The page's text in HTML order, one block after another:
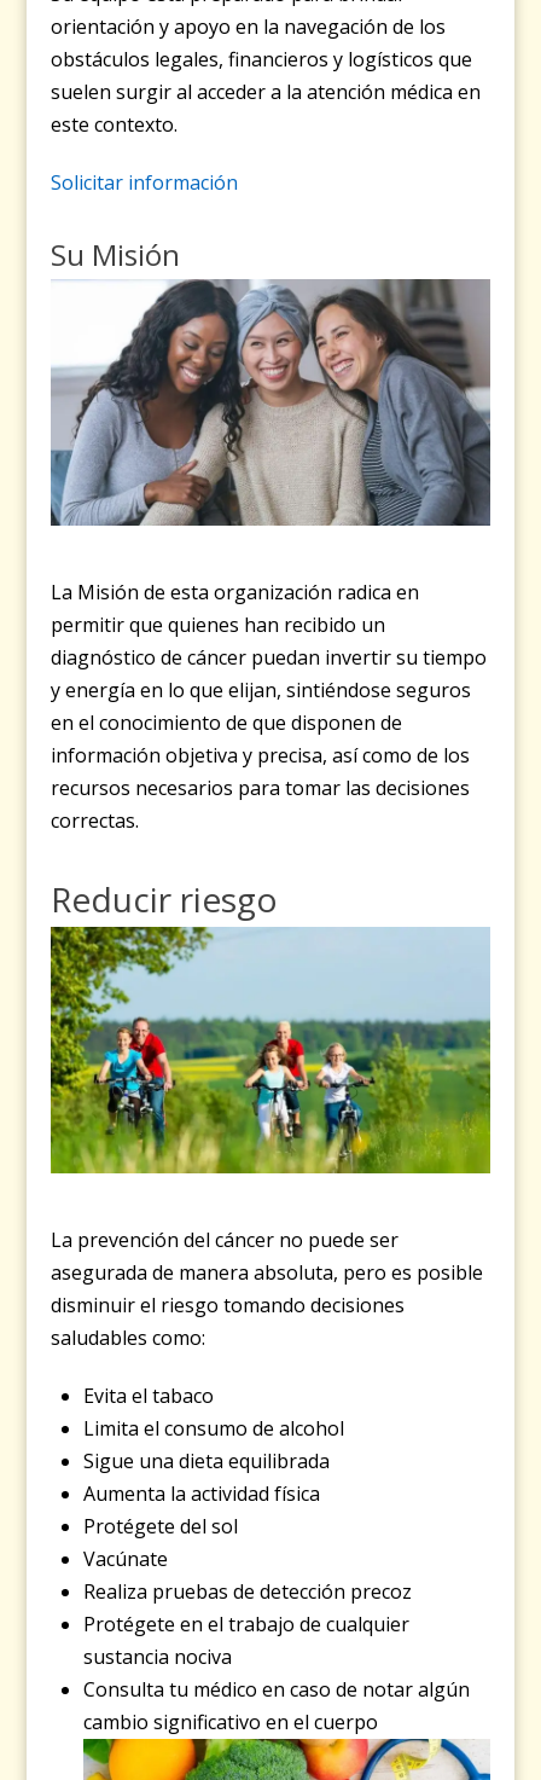
orientación y apoyo en la navegación de los
obstáculos legales, financieros y logísticos que
suelen surgir al acceder a la atención médica en
este contexto.
Solicitar información
Su Misión
La Misión de esta organización radica en
permitir que quienes han recibido un
diagnóstico de cáncer puedan invertir su tiempo
y energía en lo que elijan, sintiéndose seguros
en el conocimiento de que disponen de
información objetiva y precisa, así como de los
recursos necesarios para tomar las decisiones
correctas.
Reducir riesgo
La prevención del cáncer no puede ser
asegurada de manera absoluta, pero es posible
disminuir el riesgo tomando decisiones
saludables como:
Evita el tabaco
Limita el consumo de alcohol
Sigue una dieta equilibrada
Aumenta la actividad física
Protégete del sol
Vacúnate
Realiza pruebas de detección precoz
Protégete en el trabajo de cualquier
sustancia nociva
Consulta tu médico en caso de notar algún
cambio significativo en el cuerpo